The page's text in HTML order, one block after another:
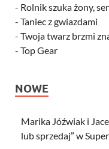
- Rolnik szuka żony,
- Taniec z gwiazdami
- Twoja twarz brzmi
- Top Gear
NOWE
Marika Jóźwiak i
lub sprzedaj” w